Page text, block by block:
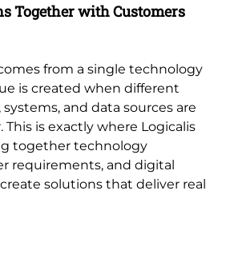
Together with Customers
from a single technology
is created when different
systems, and data sources are
is exactly where Logicalis
together technology
requirements, and digital
solutions that deliver real